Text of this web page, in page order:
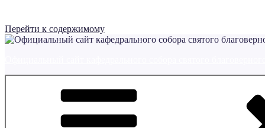
Перейти к содержимому